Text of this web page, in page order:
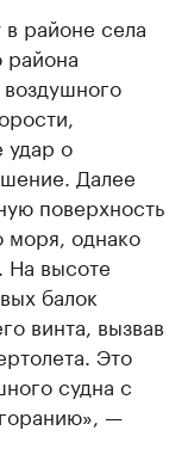
районе села
района
удар о
Далее
поверхность
моря, однако
На высоте
балок
винта, вызвав
Это
судна с
—